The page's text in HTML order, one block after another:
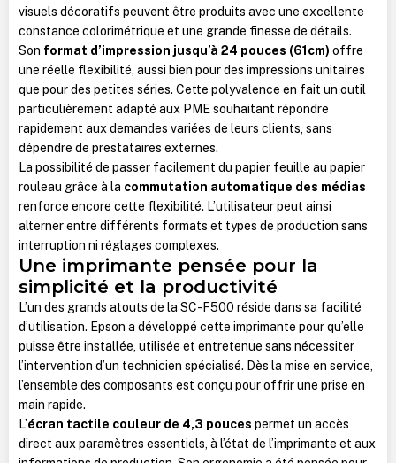
visuels décoratifs peuvent être produits avec une excellente
constance colorimétrique et une grande finesse de détails.
Son format d’impression jusqu’à 24 pouces (61cm) offre
une réelle flexibilité, aussi bien pour des impressions unitaires
que pour des petites séries. Cette polyvalence en fait un outil
particulièrement adapté aux PME souhaitant répondre
rapidement aux demandes variées de leurs clients, sans
dépendre de prestataires externes.
La possibilité de passer facilement du papier feuille au papier
rouleau grâce à la commutation automatique des médias
renforce encore cette flexibilité. L’utilisateur peut ainsi
alterner entre différents formats et types de production sans
interruption ni réglages complexes.
Une imprimante pensée pour la
simplicité et la productivité
L’un des grands atouts de la SC-F500 réside dans sa facilité
d’utilisation. Epson a développé cette imprimante pour qu’elle
puisse être installée, utilisée et entretenue sans nécessiter
l’intervention d’un technicien spécialisé. Dès la mise en service,
l’ensemble des composants est conçu pour offrir une prise en
main rapide.
L’écran tactile couleur de 4,3 pouces permet un accès
direct aux paramètres essentiels, à l’état de l’imprimante et aux